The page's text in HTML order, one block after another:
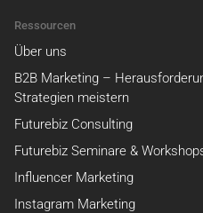
Ressourcen
Über uns
B2B Marketing –
Strategien meistern
Futurebiz Consulting
Futurebiz Seminare &
Influencer Marketing
Instagram Marketing